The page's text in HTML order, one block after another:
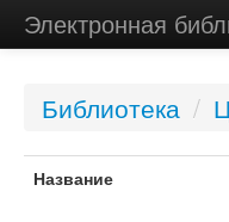
Электронная
Библиотека /
Название